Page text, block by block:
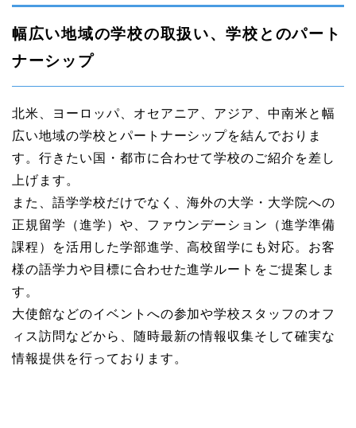
幅広い地域の学校の取扱い、学校とのパート
ナーシップ
北米、ヨーロッパ、オセアニア、アジア、中南米と幅
広い地域の学校とパートナーシップを結んでおりま
す。行きたい国・都市に合わせて学校のご紹介を差し
上げます。
また、語学学校だけでなく、海外の大学・大学院への
正規留学（進学）や、ファウンデーション（進学準備
課程）を活用した学部進学、高校留学にも対応。お客
様の語学力や目標に合わせた進学ルートをご提案しま
す。
大使館などのイベントへの参加や学校スタッフのオフ
ィス訪問などから、随時最新の情報収集そして確実な
情報提供を行っております。